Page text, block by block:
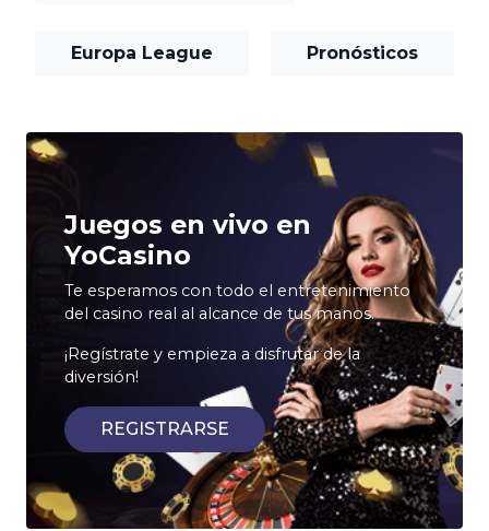
Europa League Pronósticos
Juegos en vivo en
YoCasino
Te esperamos con todo el entretenimiento
del casino real al alcance de tus manos.
¡Regístrate y empieza a disfrutar de la
diversión!
REGISTRARSE